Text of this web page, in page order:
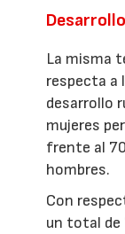
La misma
respecta a
desarrollo
mujeres
frente al
hombres.
Con
un total de